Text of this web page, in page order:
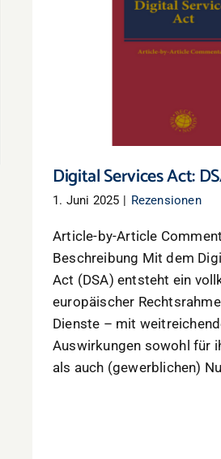
Digital Services Act:
1. Juni 2025 | Rezensionen
Article-by-Article
Beschreibung Mit dem
Act (DSA) entsteht ein
europäischer
Dienste – mit
Auswirkungen sowohl für
als auch (gewerblichen)